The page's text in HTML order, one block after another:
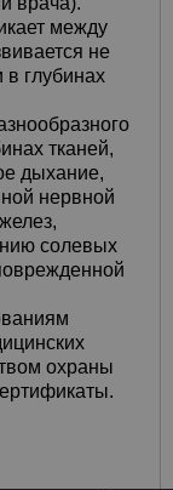
между
не
глубинах
тканей,
дыхание,
нервной
солевых
охраны